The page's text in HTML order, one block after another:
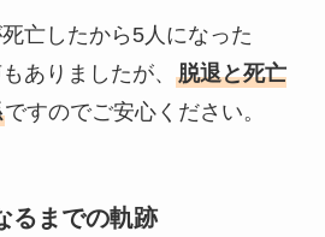
亡したから5人になった
ありましたが、 脱退と死亡
ですのでご安心ください。
るまでの軌跡